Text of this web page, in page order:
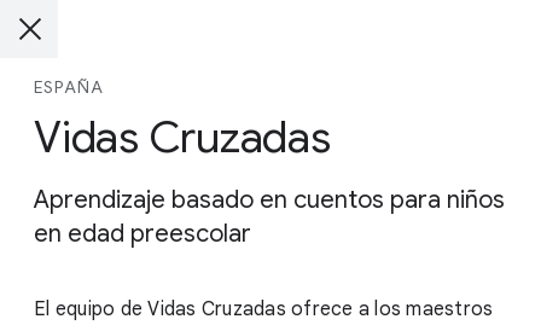
ESPAÑA
Vidas Cruzadas
Aprendizaje basado en cuentos para niños
en edad preescolar
El equipo de Vidas Cruzadas ofrece a los maestros